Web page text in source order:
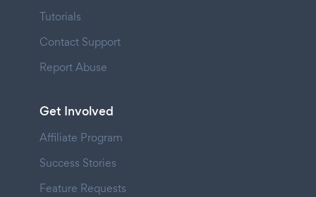
Tutorials
Contact Support
Report Abuse
Get Involved
Affiliate Program
Success Stories
Feature Requests